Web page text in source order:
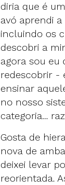
diria que é
avó aprendi
incluindo os
descobri a
agora sou eu
redescobrir -
ensinar
no nosso
categoria...
Gosta de
nova de
deixei levar
reorientada.